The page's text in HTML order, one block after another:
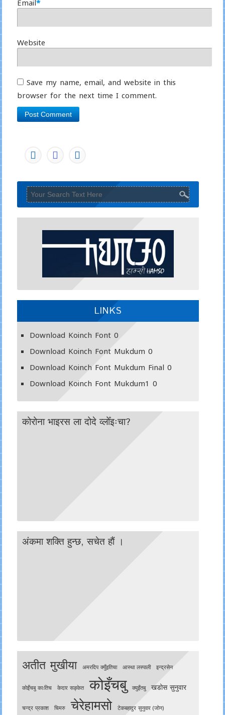
Email *
Website
Save my name, email, and website in this
browser for the next time I comment.
LINKS
Download Koinch Font0
Download Koinch Font Mukdum 0
Download Koinch Font Mukdum Final 0
Download Koinch Font Mukdum1 0
कोरोना भाइरस ला दोदे व्लोँइःचा?
अंकमा शक्ति हुन्छ, सचेत हाैं ।
अतीत मुखीया अमरदिप क्युँइतिचा आस्था लस्पाली इन्द्रसेन
काेइँचबु काःतिच केदार सङ्केत कोइँचबु क्युइँतबु खडोस सुनुवार
चन्द्र प्रकाश चिमरु चेरेहामसो टेकबहादुर सुनुवार (जोन)